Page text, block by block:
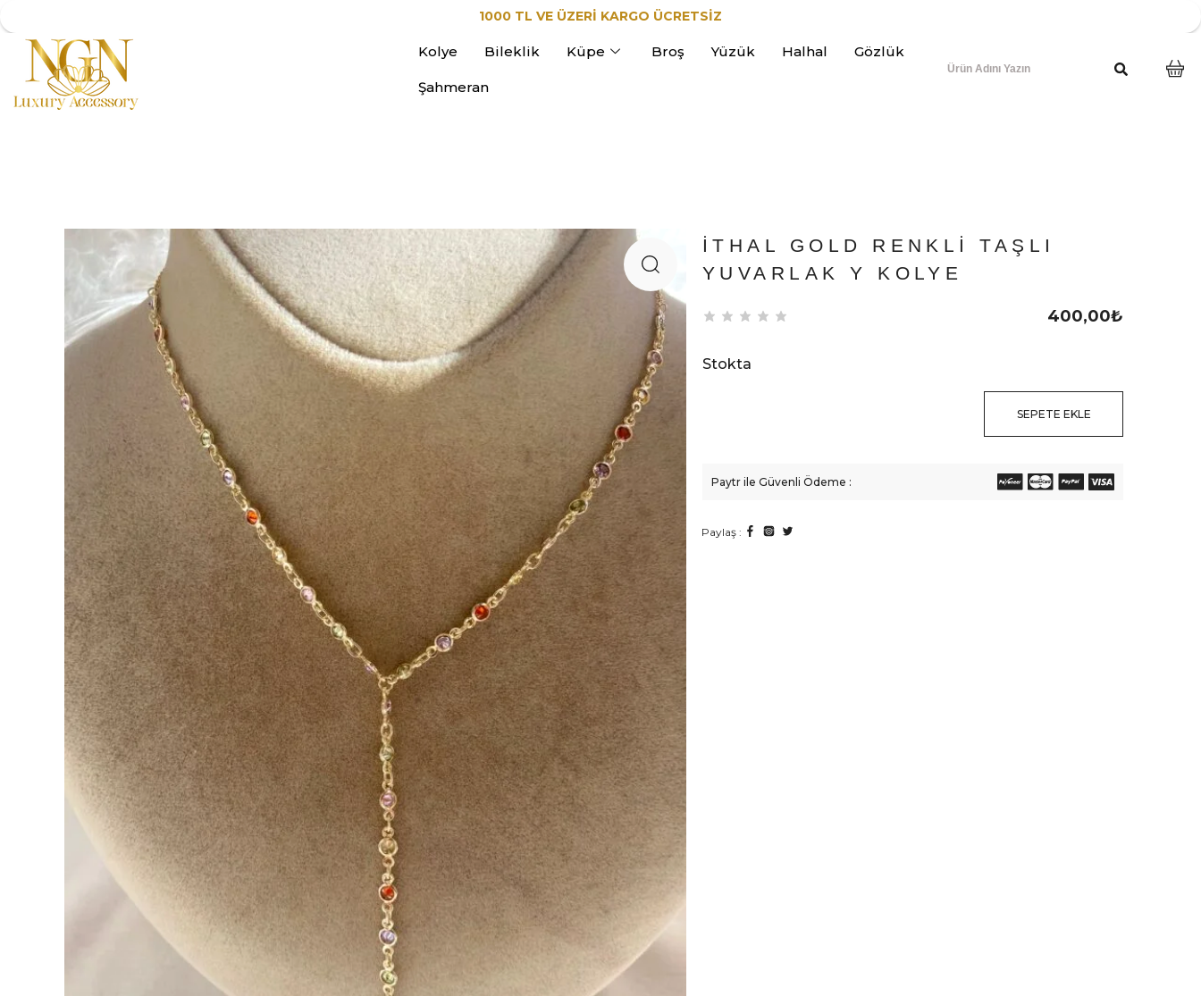
1000 TL VE ÜZERİ KARGO ÜCRETSİZ
Kolye Bileklik Küpe Broş Yüzük Halhal Gözlük
Şahmeran
İTHAL GOLD RENKLI TAŞLI
YUVARLAK Y KOLYE
400,00₺
Stokta
SEPETE EKLE
Paytr ile Güvenli Ödeme :
Paylaş :